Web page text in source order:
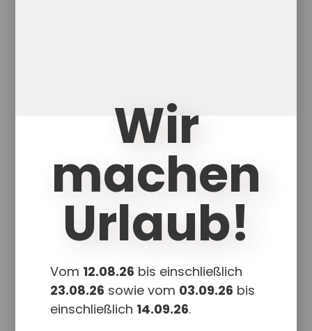
Mit 24 weihnachtlichen Karten mit
dem Carthuun fällt einem das
Warten bis zum Weihnachtsabend
besonders leicht. Die nicht
nummerierten Karten können dann
als Grußkarte direkt an Weihnachten
Also heißt es nun, Let’s making a list-
chicken It twice!
Wir
machen
Urlaub!
Vom 12.08.26 bis einschließlich
23.08.26 sowie vom 03.09.26 bis
einschließlich 14.09.26.